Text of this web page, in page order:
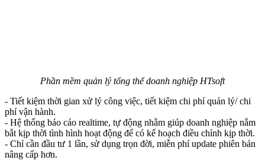
Phần mềm quản lý tổng thể doanh nghiệp HTsoft
- Tiết kiệm thời gian xử lý công việc, tiết kiệm chi phí quản lý/ chi
phí vận hành.
- Hệ thống báo cáo realtime, tự động nhằm giúp doanh nghiệp nắm
bắt kịp thời tình hình hoạt động để có kế hoạch điều chỉnh kịp thời.
- Chỉ cần đầu tư 1 lần, sử dụng trọn đời, miễn phí update phiên bản
nâng cấp hơn.